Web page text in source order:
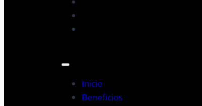
Inicio
Beneficios